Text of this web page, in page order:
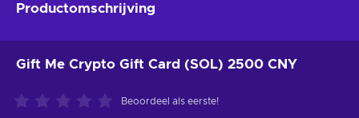
Productomschrijving
Gift Me Crypto Gift Card (SOL) 2500 CNY
Beoordeel als eerste!